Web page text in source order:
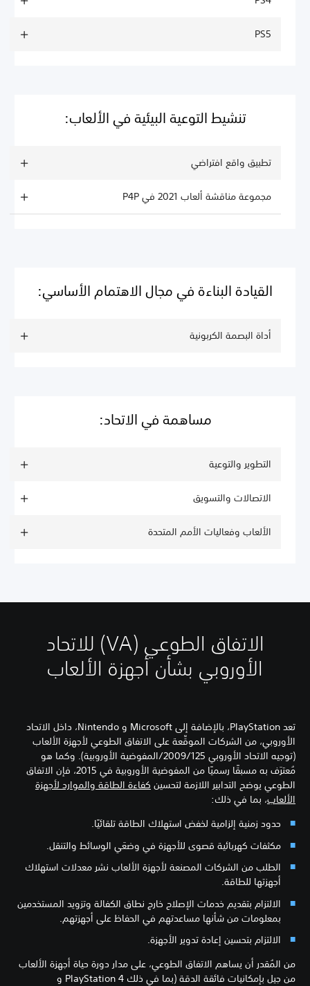
PS5
تنشيط التوعية البيئية في الألعاب:
تطبيق واقع افتراضي
مجموعة مناقشة ألعاب 2021 في P4P
القيادة البناءة في مجال الاهتمام الأساسي:
أداة البصمة الكربونية
مساهمة في الاتحاد:
التطوير والتوعية
الاتصالات والتسويق
الألعاب وفعاليات الأمم المتحدة
الاتفاق الطوعي (VA) للاتحاد
الأوروبي بشأن أجهزة الألعاب
تعد PlayStation، بالإضافة إلى Microsoft و Nintendo، داخل الاتحاد
الأوروبي، من الشركات الموقِّعة على الاتفاق الطوعي لأجهزة الألعاب
(توجيه الاتحاد الأوروبي 2009/125/المفوضية الأوروبية). وكما هو
مُعترَف به مسبقًا رسميًا من المفوضية الأوروبية في 2015، فإن الاتفاق
الطوعي يوضح التدابير اللازمة لتحسين كفاءة الطاقة والموارد لأجهزة
الألعاب، بما في ذلك:
حدود زمنية إلزامية لخفض استهلاك الطاقة تلقائيًا.
مكثفات كهربائية قصوى للأجهزة في وضعَي الوسائط والتنقل.
الطلب من الشركات المصنعة لأجهزة الألعاب نشر معدلات استهلاك
أجهزتها للطاقة.
الالتزام بتقديم خدمات الإصلاح خارج نطاق الكفالة وتزويد المستخدمين
بمعلومات من شأنها مساعدتهم في الحفاظ على أجهزتهم.
الالتزام بتحسين إعادة تدوير الأجهزة.
من المُقدر أن يساهم الاتفاق الطوعي، على مدار دورة حياة أجهزة الألعاب
من جيل بإمكانيات فائقة الدقة (بما في ذلك PlayStation 4 و